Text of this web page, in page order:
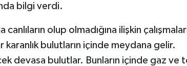
bilgi verdi.
canlıların olup olmadığına ilişkin
karanlık bulutların içinde meydana gelir.
devasa bulutlar. Bunların içinde gaz ve